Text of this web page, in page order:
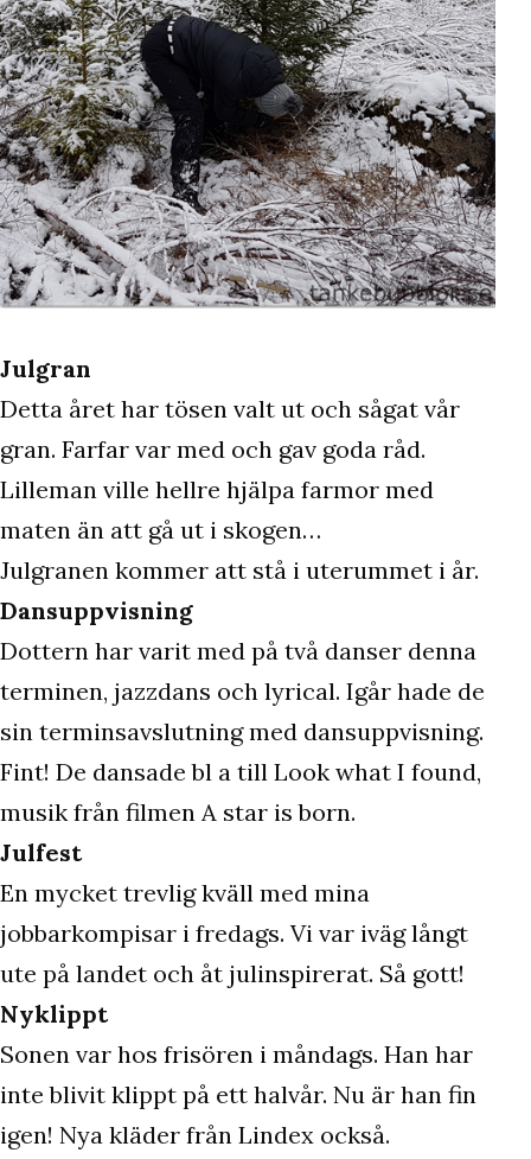
Julgran
Detta året har tösen valt ut och sågat vår
gran. Farfar var med och gav goda råd.
Lilleman ville hellre hjälpa farmor med
maten än att gå ut i skogen…
Julgranen kommer att stå i uterummet i år.
Dansuppvisning
Dottern har varit med på två danser denna
terminen, jazzdans och lyrical. Igår hade de
sin terminsavslutning med dansuppvisning.
Fint! De dansade bl a till Look what I found,
musik från filmen A star is born.
Julfest
En mycket trevlig kväll med mina
jobbarkompisar i fredags. Vi var iväg långt
ute på landet och åt julinspirerat. Så gott!
Nyklippt
Sonen var hos frisören i måndags. Han har
inte blivit klippt på ett halvår. Nu är han fin
igen! Nya kläder från Lindex också.